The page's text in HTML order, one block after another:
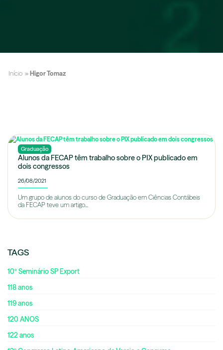
Início » Higor Tomaz
Graduação
Alunos da FECAP têm trabalho sobre o PIX publicado em
dois congressos
26/08/2021
Um grupo de alunos do curso de Graduação em Ciências Contábeis
da FECAP teve um artigo...
TAGS
10º Seminário SP Export
118 anos
119 anos
120 ANOS
122 anos